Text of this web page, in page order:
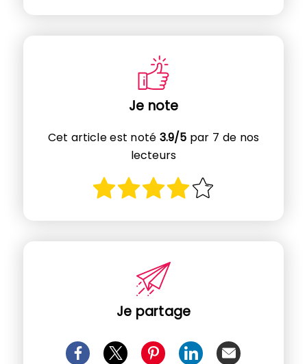
Je note
Cet article est noté 3.9/5 par 7 de nos
lecteurs
Je partage